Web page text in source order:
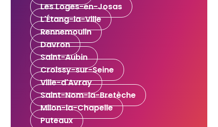
Les Loges-en-Josas
L'Étang-la-Ville
Rennemoulin
Davron
Saint-Aubin
Croissy-sur-Seine
Ville-d'Avray
Saint-Nom-la-Bretèche
Milon-la-Chapelle
Puteaux